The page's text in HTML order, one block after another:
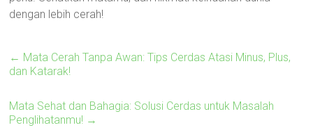
dengan lebih cerah!
← Mata Cerah Tanpa Awan: Tips Cerdas Atasi Minus, Plus,
dan Katarak!
Mata Sehat dan Bahagia: Solusi Cerdas untuk Masalah
Penglihatanmu! →